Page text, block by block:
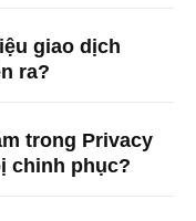
giao dịch
ra?
trong Privacy
chinh phục?